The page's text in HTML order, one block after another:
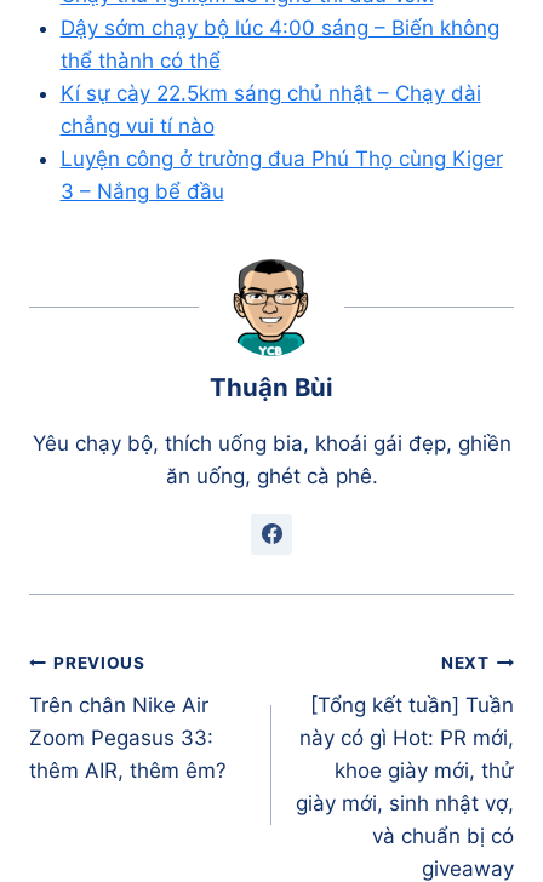
Dậy sớm chạy bộ lúc 4:00 sáng – Biến không
thể thành có thể
Kí sự cày 22.5km sáng chủ nhật – Chạy dài
chẳng vui tí nào
Luyện công ở trường đua Phú Thọ cùng Kiger
3 – Nắng bể đầu
Thuận Bùi
Yêu chạy bộ, thích uống bia, khoái gái đẹp, ghiền
ăn uống, ghét cà phê.
Điều
hướng
bài
viết
PREVIOUS
Trên chân Nike Air
Zoom Pegasus 33:
thêm AIR, thêm êm?
NEXT
[Tổng kết tuần] Tuần
này có gì Hot: PR mới,
khoe giày mới, thử
giày mới, sinh nhật vợ,
và chuẩn bị có
giveaway